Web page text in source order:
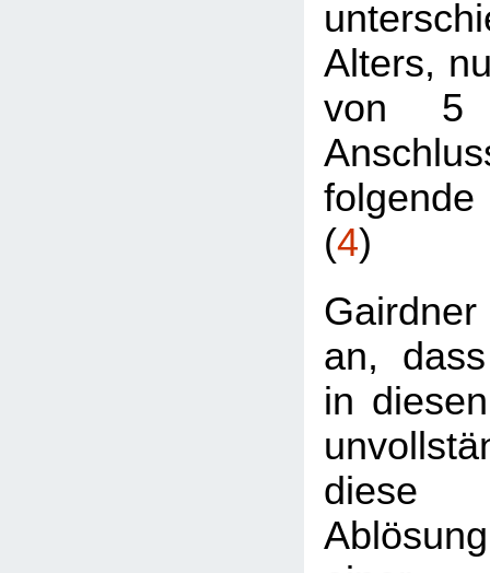
Alters,
von 5
(4)
an,
in
diese